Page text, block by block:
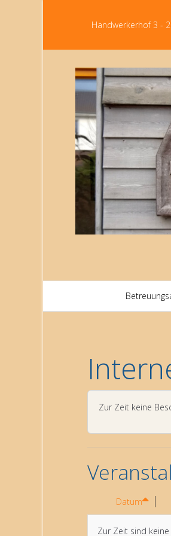
Handwerkerhof 3 -
Zur Zeit keine
Datum
Zur Zeit sind